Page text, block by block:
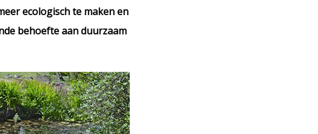
ecologisch te maken en
behoefte aan duurzaam